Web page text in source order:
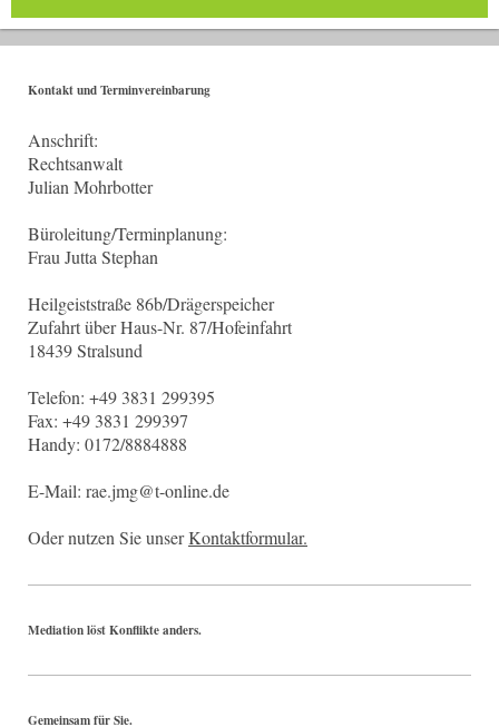
Kontakt und Terminvereinbarung
Anschrift:
Rechtsanwalt
Julian Mohrbotter
Büroleitung/Terminplanung:
Frau Jutta Stephan
Heilgeiststraße 86b/Drägerspeicher
Zufahrt über Haus-Nr. 87/Hofeinfahrt
18439 Stralsund
Telefon: +49 3831 299395
Fax: +49 3831 299397
Handy: 0172/8884888
E-Mail: rae.jmg@t-online.de
Oder nutzen Sie unserKontaktformular.
Mediation löst Konflikte anders.
Gemeinsam für Sie.